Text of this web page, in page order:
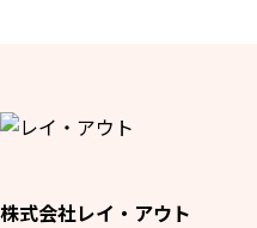
株式会社レイ・アウト